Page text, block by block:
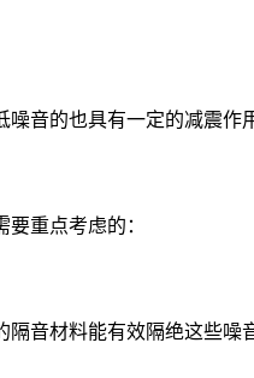
音的也具有一定的减震作
重点考虑的：
音材料能有效隔绝这些